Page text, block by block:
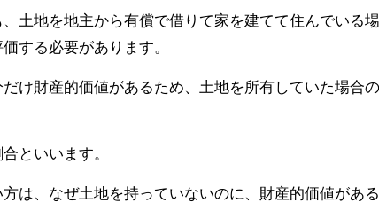
土地を地主から有償で借りて家を建てて住んでいる
する必要があります。
け財産的価値があるため、土地を所有していた場合
といいます。
は、なぜ土地を持っていないのに、財産的価値があ